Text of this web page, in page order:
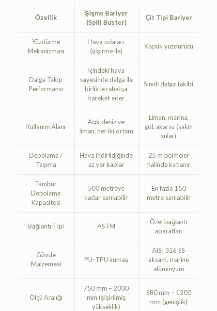
Özellik
Şişme Bariyer
(Spill Buster)
Çit Tipi Bariyer
Yüzdürme
Mekanizması
Hava odaları
(şişirme ile)
Köpük yüzdürücü
Dalga Takip
Performansı
İçindeki hava
sayesinde dalga ile
birlikte rahatça
hareket eder
Sınırlı dalga takibi
Kullanım Alanı
Açık deniz ve
liman, her iki ortam
Liman, marina,
göl, akarsu (sakin
sular)
Depolama /
Taşıma
Hava indirildiğinde
az yer kaplar
25 m bölmeler
halinde katlanır
Tambur
Depolama
Kapasitesi
500 metreye
kadar sarılabilir
En fazla 150
metre sarılabilir
Bağlantı Tipi ASTM
Özel bağlantı
aparatları
Gövde
Malzemesi
PU–TPU kumaş
AISI 316 SS
aksam, marine
alüminyum
Ölçü Aralığı
750 mm – 2000
mm (şişirilmiş
yükseklik)
580 mm – 1200
mm (genişlik)